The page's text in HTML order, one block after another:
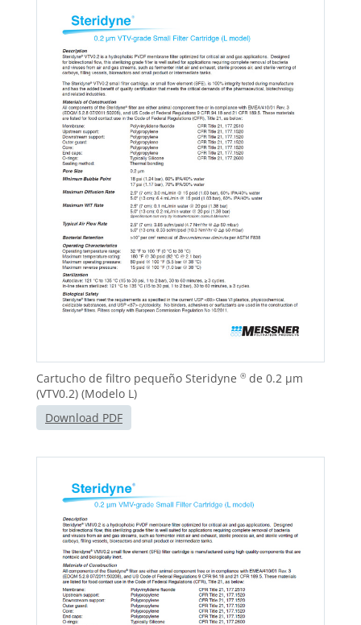
Cartucho de filtro pequeño Steridyne ® de 0.2 μm
(VTV0.2) (Modelo L)
Download PDF